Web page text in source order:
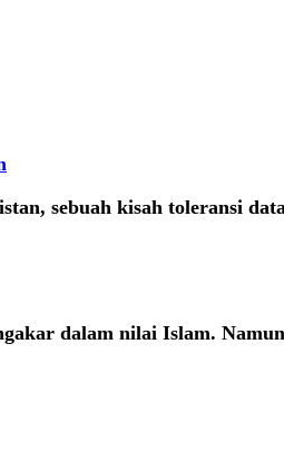
sebuah kisah toleransi
dalam nilai Islam.